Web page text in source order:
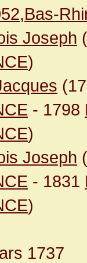
Joseph
)
- 1798
)
Joseph
- 1831
)
1737